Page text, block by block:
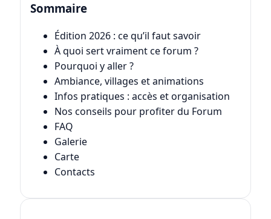
Sommaire
Édition 2026 : ce qu’il faut savoir
À quoi sert vraiment ce forum ?
Pourquoi y aller ?
Ambiance, villages et animations
Infos pratiques : accès et organisation
Nos conseils pour profiter du Forum
FAQ
Galerie
Carte
Contacts